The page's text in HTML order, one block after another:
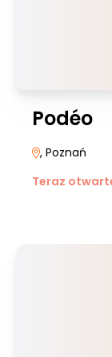
Podéo
, Poznań
Teraz